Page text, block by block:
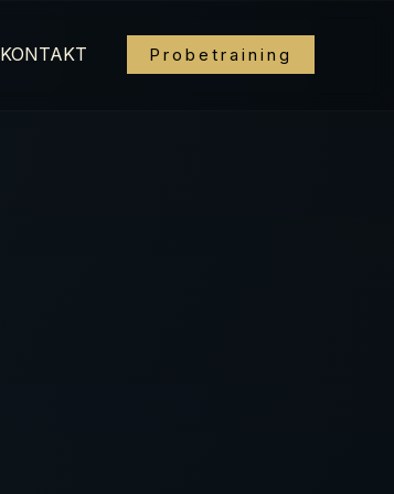
KONTAKT Probetraining